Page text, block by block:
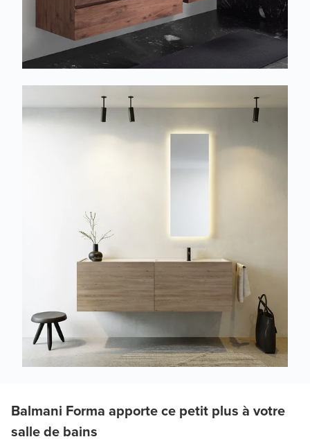
Balmani Forma apporte ce petit plus à votre
salle de bains